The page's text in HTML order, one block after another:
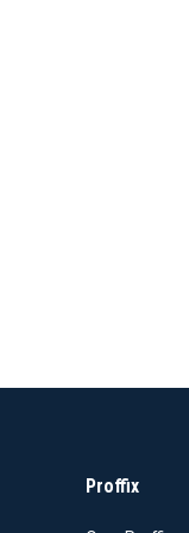
Proffix